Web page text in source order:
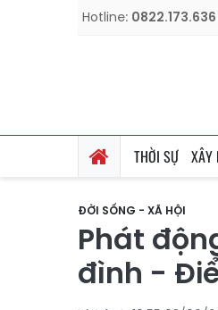
Hotline: 0822.173.636
THỜI SỰ XÂY
ĐỜI SỐNG - XÃ HỘI
Phát
đình -